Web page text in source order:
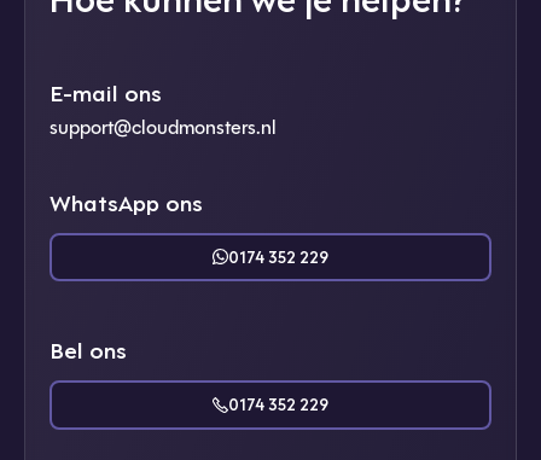
E-mail ons
support@cloudmonsters.nl
WhatsApp ons
0174 352 229
Bel ons
0174 352 229